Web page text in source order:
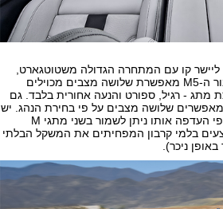
ליישר קו עם המתחרה הגדולה משטוטגארט,
ההנעה הכפולה שפותחה במיוחד עבור ה-M5 מאפשרת שלושה מצבים מכוילים
מתג - רגיל, ספורט והנעה אחורית בלבד. גם
מאפשרים שלושה מצבים על פי בחירת הנהג. יש
כמובן גם אפשרות לכיול משתנה על פי העדפה אותו ניתן לשמור בשני מתגי M
בלמי קרבון המפחיתים את המשקל הבלתי